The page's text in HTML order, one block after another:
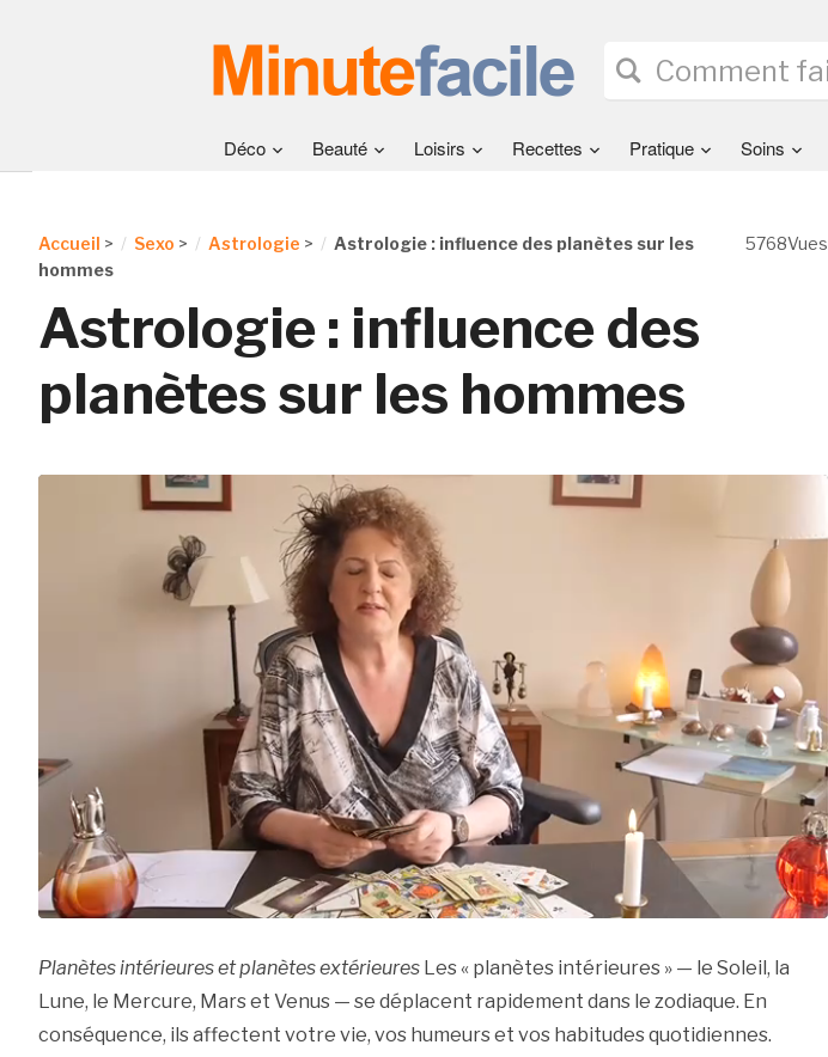
Déco Beauté Loisirs Recettes Pratique Soins
5768Vues
Accueil > Sexo > Astrologie >
Astrologie : influence des planètes sur les
hommes
Astrologie : influence des
planètes sur les hommes
Planètes intérieures et planètes extérieuresLes « planètes intérieures » — le Soleil, la
Lune, le Mercure, Mars et Venus — se déplacent rapidement dans le zodiaque. En
conséquence, ils affectent votre vie, vos humeurs et vos habitudes quotidiennes.